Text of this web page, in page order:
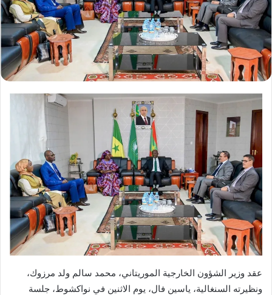
عقد وزير الشؤون الخارجية الموريتاني، محمد سالم ولد مرزوك،
ونظيرته السنغالية، ياسين فال، يوم الاثنين في نواكشوط، جلسة